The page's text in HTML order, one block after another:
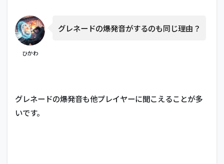
ひかわ
グレネードの爆発音がするのも同じ理由？
グレネードの爆発音も他プレイヤーに聞こえることが多
いです。